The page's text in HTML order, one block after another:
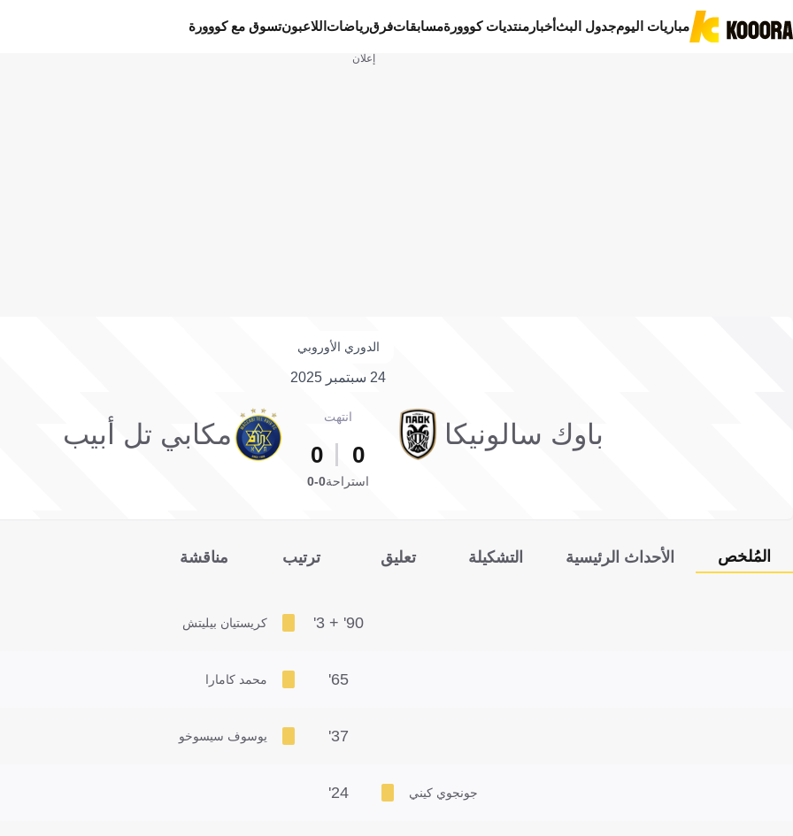
مباريات اليومجدول البثأخبار منتديات كووورةمسابقاتفرقرياضات اللاعبونتسوق مع كووورة
إعلان
الدوري الأوروبي
24 سبتمبر 2025
باوك سالونيكا
انتهت
0
0
مكابي تل أبيب
استراحة0-0
المُلخص الأحداث الرئيسية التشكيلة تعليق ترتيب مناقشة
كريستيان بيليتش 90' + 3'
محمد كامارا 65'
يوسوف سيسوخو 37'
جونجوي كيني 24'